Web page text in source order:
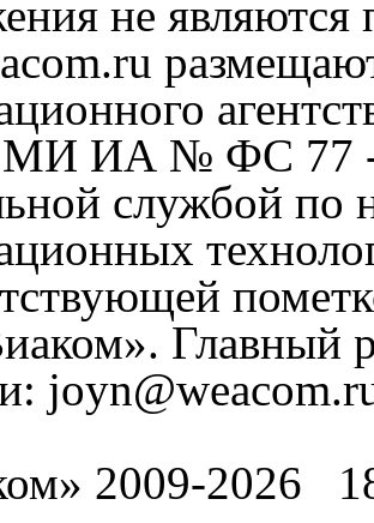
не
ИА № ФС 77 -
службой по
Главный
2009-2026